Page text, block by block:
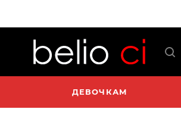
ДЕВОЧКАМ